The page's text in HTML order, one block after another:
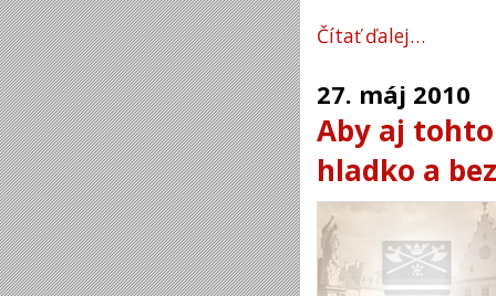
Čítať ďalej…
27. máj 2010
Aby aj
hladko a